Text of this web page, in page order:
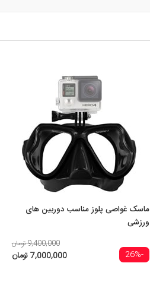
ماسک غواصی پلوز مناسب دوربین های
ورزشی
-26%
9,400,000 تومان
7,000,000 تومان